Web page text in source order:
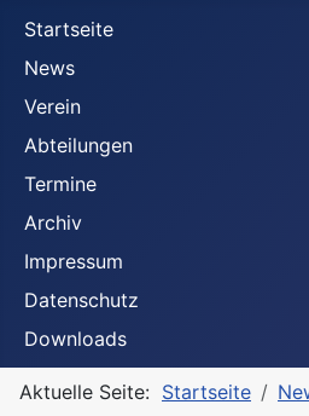
Startseite
News
Verein
Abteilungen
Termine
Archiv
Impressum
Datenschutz
Downloads
Aktuelle Seite: Startseite